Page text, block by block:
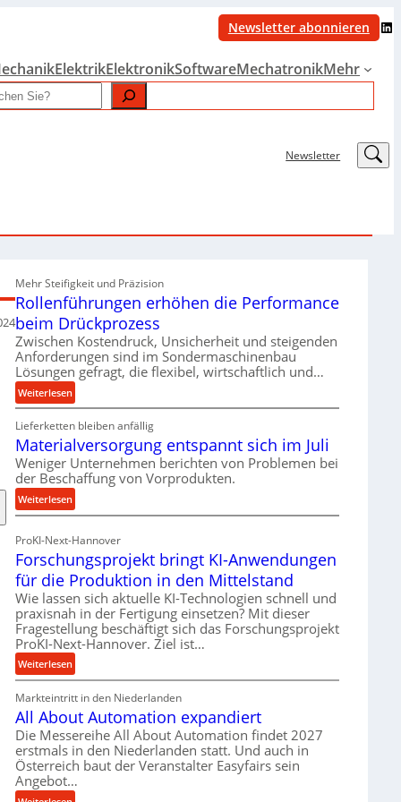
Newsletter abonnieren LinkedIn
ElektrikElektronikSoftwareMechatronikMehr
Newsletter LinkedIn
Mehr Steifigkeit und Präzision
Rollenführungen erhöhen die Performance
beim Drückprozess
Zwischen Kostendruck, Unsicherheit und steigenden
Anforderungen sind im Sondermaschinenbau
Lösungen gefragt, die flexibel, wirtschaftlich und…
Weiterlesen:
R
o
l
l
e
n
f
h
r
u
n
g
e
n
e
r
h
ö
h
e
n
d
Lieferketten bleiben anfällig
Materialversorgung entspannt sich im Juli
Weniger Unternehmen berichten von Problemen bei
der Beschaffung von Vorprodukten.
Weiterlesen:
M
e
r
i
a
l
v
e
r
s
o
r
g
u
n
ProKI-Next-Hannover
Forschungsprojekt bringt KI-Anwendungen
für die Produktion in den Mittelstand
Wie lassen sich aktuelle KI-Technologien schnell und
praxisnah in der Fertigung einsetzen? Mit dieser
Fragestellung beschäftigt sich das Forschungsprojekt
ProKI-Next-Hannover. Ziel ist…
Weiterlesen:
F
o
r
s
c
h
u
n
Markteintritt in den Niederlanden
All About Automation expandiert
Die Messereihe All About Automation findet 2027
erstmals in den Niederlanden statt. Und auch in
Österreich baut der Veranstalter Easyfairs sein
Angebot…